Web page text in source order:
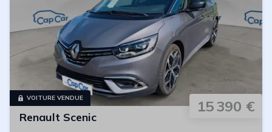
VOITURE VENDUE 15 390 €
Renault Scenic